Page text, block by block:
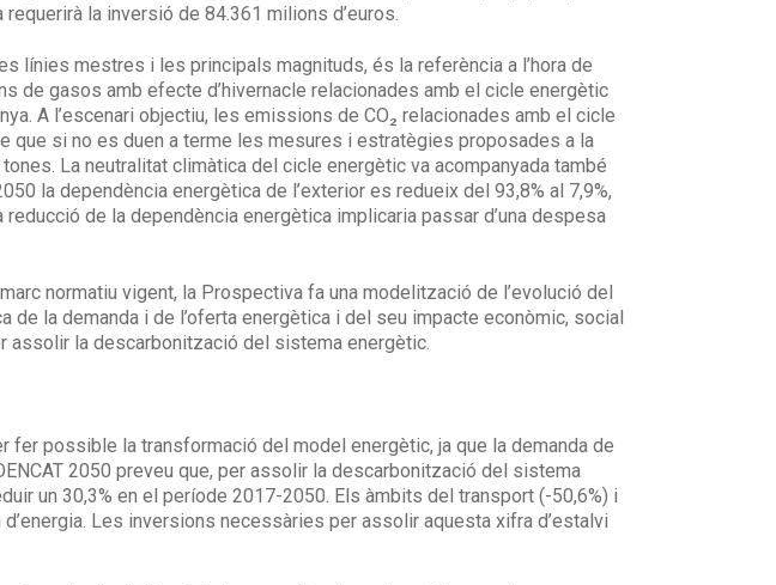
la inversió de 84.361 milions d’euros.
línies mestres i les principals magnituds, és la referència a l’hora de
de gasos amb efecte d’hivernacle relacionades amb el cicle energètic
A l’escenari objectiu, les emissions de CO₂ relacionades amb el cicle
que si no es duen a terme les mesures i estratègies proposades a la
La neutralitat climàtica del cicle energètic va acompanyada també
la dependència energètica de l’exterior es redueix del 93,8% al 7,9%,
de la dependència energètica implicaria passar d’una despesa
normatiu vigent, la Prospectiva fa una modelització de l’evolució del
la demanda i de l’oferta energètica i del seu impacte econòmic, social
assolir la descarbonització del sistema energètic.
fer possible la transformació del model energètic, ja que la demanda de
2050 preveu que, per assolir la descarbonització del sistema
un 30,3% en el període 2017-2050. Els àmbits del transport (-50,6%) i
Les inversions necessàries per assolir aquesta xifra d’estalvi